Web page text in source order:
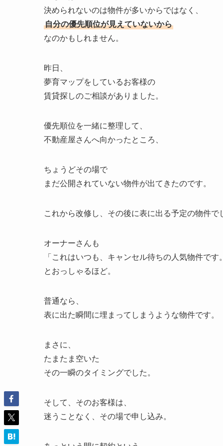
決められないのは物件が多いからではなく、
自分の優先順位が見えていないから
なのかもしれません。
昨日、
夢育マップをしているお客様の
賃貸探しのご相談がありました。
優先順位を一緒に整理して、
不動産屋さんへ向かったところ、
ちょうどその場で
まだ公開されていない物件が出てきたのです。
これから改修し、その後に表に出る予定の物件で
オーナーさんも
「これはいつも、キャンセル待ちの人気物件です
とおっしゃるほど。
普通なら、
表に出た瞬間に埋まってしまうような物件です。
まさに、
たまたま空いた
その一瞬のタイミングでした。
そして、そのお客様は、
迷うことなく、その場で申し込み。